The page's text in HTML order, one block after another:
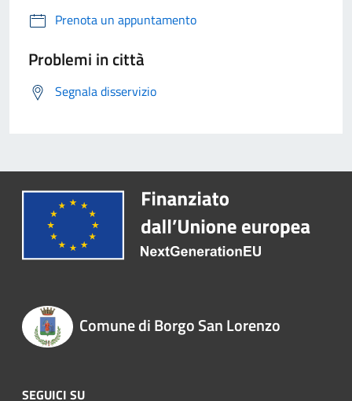
Prenota un appuntamento
Problemi in città
Segnala disservizio
Comune di Borgo San Lorenzo
SEGUICI SU